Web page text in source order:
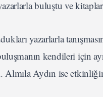
buluştu ve
yazarlarla
kendileri için
Almıla Aydın ise